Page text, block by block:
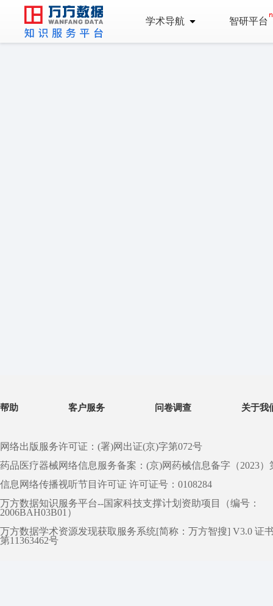
学术导航 智研平台
帮助 客户服务 问卷调查 关于我
网络出版服务许可证：(署)网出证(京)字第072号
药品医疗器械网络信息服务备案：(京)网药械信息备字（2023）
信息网络传播视听节目许可证 许可证号：0108284
万方数据知识服务平台--国家科技支撑计划资助项目（编号：
2006BAH03B01）
万方数据学术资源发现获取服务系统[简称：万方智搜] V3.0 证
第11363462号